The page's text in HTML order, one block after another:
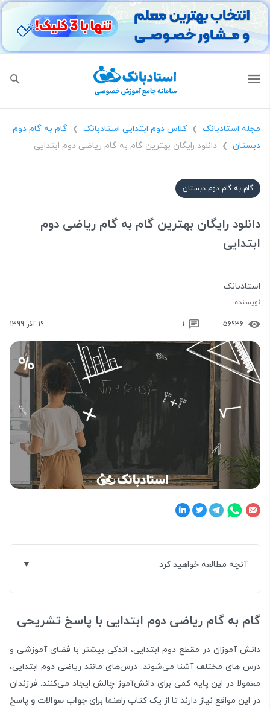
مجله استادبانک ❯ کلاس دوم ابتدایی استادبانک ❯
گام به گام دوم
دبستان
❯ دانلود رایگان بهترین گام به گام ریاضی دوم ابتدایی
گام به گام دوم دبستان
دانلود رایگان بهترین گام به گام ریاضی دوم
ابتدایی
استادبانک
نویسنده
56936
1 19 آذر 1399
آنچه مطالعه خواهید کرد
گام به گام ریاضی دوم ابتدایی با پاسخ تشریحی
دانش آموزان در مقطع دوم ابتدایی، اندکی بیشتر با فضای آموزشی و
درس های مختلف آشنا می‌شوند. درس‌های مانند ریاضی دوم ابتدایی،
معمولا در این پایه کمی برای دانش‌آموز چالش ایجاد می‌کنند. فرزندان
در این مواقع نیاز دارند تا از یک کتاب راهنما برای جواب سوالات و پاسخ